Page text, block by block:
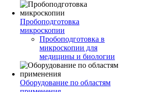
Пробоподготовка
микроскопии
Пробоподготовка в
микроскопии для
медицины и биологии
Оборудование по областям